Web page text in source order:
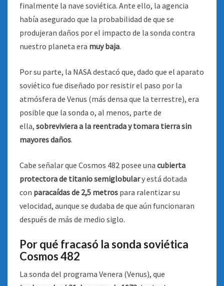
finalmente la nave soviética. Ante ello, la agencia
había asegurado que la probabilidad de que se
produjeran daños por el impacto de la sonda contra
nuestro planeta era muy baja.
Por su parte, la NASA destacó que, dado que el aparato
soviético fue diseñado por resistir el paso por la
atmósfera de Venus (más densa que la terrestre), era
posible que la sonda o, al menos, parte de
ella, sobreviviera a la reentrada y tomara tierra sin
mayores daños.
Cabe señalar que Cosmos 482 posee una cubierta
protectora de titanio semiglobulary está dotada
con paracaídas de 2,5 metros para ralentizar su
velocidad, aunque se dudaba de que aún funcionaran
después de más de medio siglo.
Por qué fracasó la sonda soviética
Cosmos 482
La sonda del programa Venera (Venus), que